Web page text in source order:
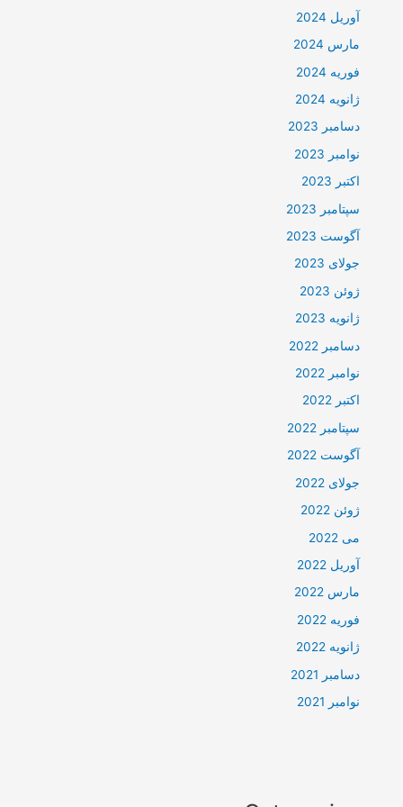
آوریل 2024
مارس 2024
فوریه 2024
ژانویه 2024
دسامبر 2023
نوامبر 2023
اکتبر 2023
سپتامبر 2023
آگوست 2023
جولای 2023
ژوئن 2023
ژانویه 2023
دسامبر 2022
نوامبر 2022
اکتبر 2022
سپتامبر 2022
آگوست 2022
جولای 2022
ژوئن 2022
می 2022
آوریل 2022
مارس 2022
فوریه 2022
ژانویه 2022
دسامبر 2021
نوامبر 2021